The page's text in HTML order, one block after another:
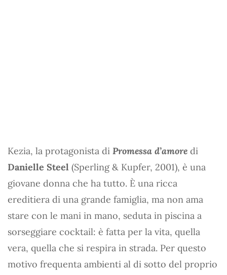
Kezia, la protagonista di Promessa d’amore di
Danielle Steel (Sperling & Kupfer, 2001), è una
giovane donna che ha tutto. È una ricca
ereditiera di una grande famiglia, ma non ama
stare con le mani in mano, seduta in piscina a
sorseggiare cocktail: è fatta per la vita, quella
vera, quella che si respira in strada. Per questo
motivo frequenta ambienti al di sotto del proprio